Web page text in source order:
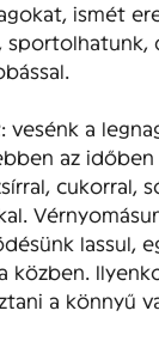
ismét
sportolhatunk,
: vesénk a
az időben
cukorral,
lassul,
közben.
a könnyű